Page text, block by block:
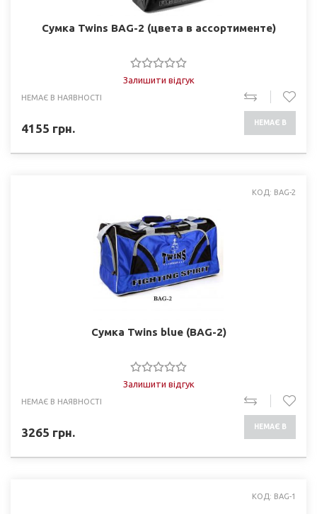
Сумка Twins BAG-2 (цвета в ассортименте)
Залишити відгук
НЕМАЄ В НАЯВНОСТІ
4155 грн. НЕМАЄ В
КОД: BAG-2
Сумка Twins blue (BAG-2)
Залишити відгук
НЕМАЄ В НАЯВНОСТІ
3265 грн. НЕМАЄ В
КОД: BAG-1